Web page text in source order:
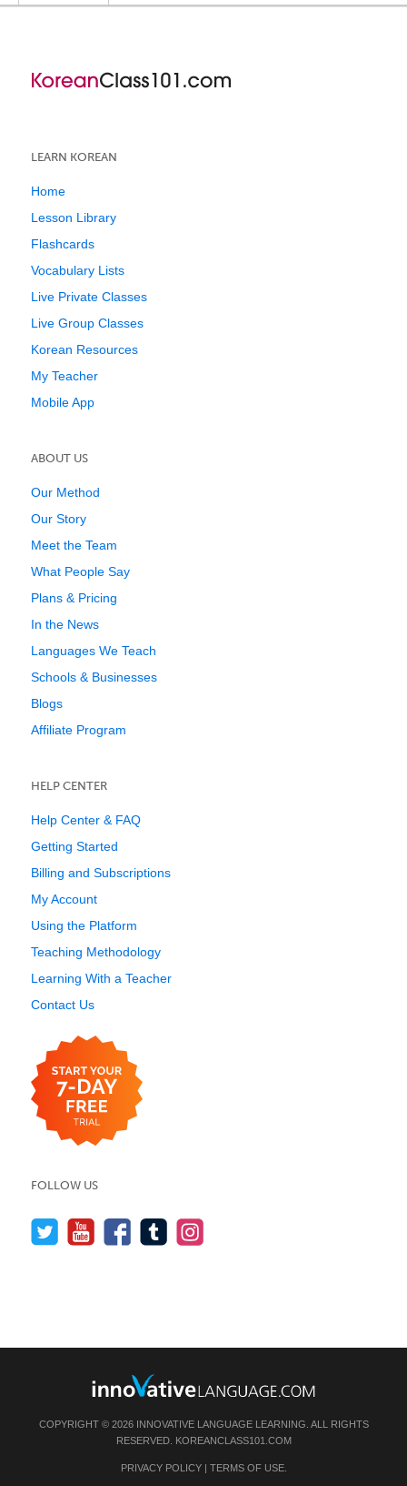
LEARN KOREAN
Home
Lesson Library
Flashcards
Vocabulary Lists
Live Private Classes
Live Group Classes
Korean Resources
My Teacher
Mobile App
ABOUT US
Our Method
Our Story
Meet the Team
What People Say
Plans & Pricing
In the News
Languages We Teach
Schools & Businesses
Blogs
Affiliate Program
HELP CENTER
Help Center & FAQ
Getting Started
Billing and Subscriptions
My Account
Using the Platform
Teaching Methodology
Learning With a Teacher
Contact Us
FOLLOW US
COPYRIGHT © 2026 INNOVATIVE LANGUAGE LEARNING. ALL RIGHTS
RESERVED. KOREANCLASS101.COM
PRIVACY POLICY| TERMS OF USE.